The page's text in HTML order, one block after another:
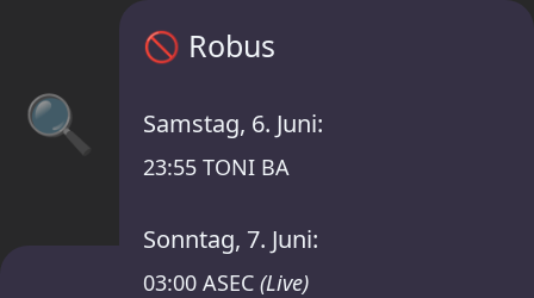
🔍
Robus Zeitplan – XTRUDE x MASS invites /
🚫 Robus
Samstag, 6. Juni:
23:55 TONI BA
Sonntag, 7. Juni:
03:00 ASEC (Live)